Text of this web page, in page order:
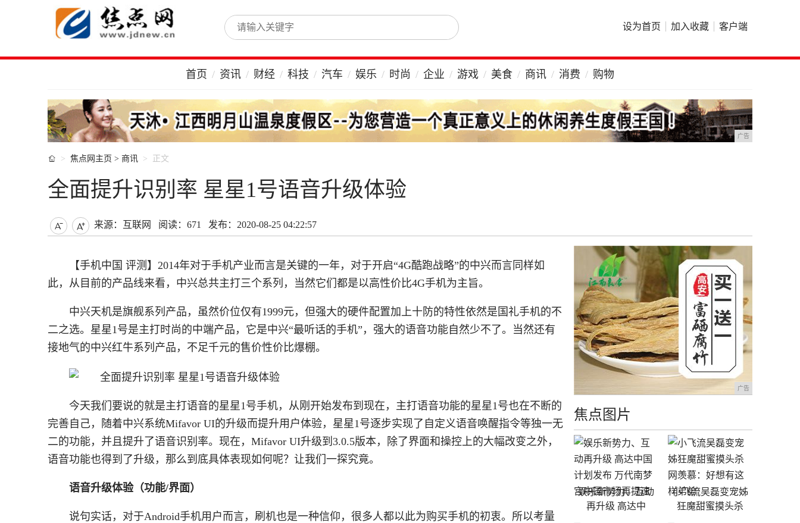
设为首页 加入收藏 客户端
首页 资讯 财经 科技 汽车 娱乐 时尚 企业 游戏 美食 商讯 消费 购物
广告
 焦点网主页 > 商讯 正文
全面提升识别率 星星1号语音升级体验
  来源：互联网 阅读：671 发布：2020-08-25 04:22:57
【手机中国 评测】2014年对于手机产业而言是关键的一年，对于开启“4G酷跑战略”的中兴而言同样如
此，从目前的产品线来看，中兴总共主打三个系列，当然它们都是以高性价比4G手机为主旨。
中兴天机是旗舰系列产品，虽然价位仅有1999元，但强大的硬件配置加上十防的特性依然是国礼手机的不
二之选。星星1号是主打时尚的中端产品，它是中兴“最听话的手机”，强大的语音功能自然少不了。当然还有
接地气的中兴红牛系列产品，不足千元的售价性价比爆棚。
今天我们要说的就是主打语音的星星1号手机，从刚开始发布到现在，主打语音功能的星星1号也在不断的
完善自己，随着中兴系统Mifavor UI的升级而提升用户体验，星星1号逐步实现了自定义语音唤醒指令等独一无
二的功能，并且提升了语音识别率。现在，Mifavor UI升级到3.0.5版本，除了界面和操控上的大幅改变之外，
语音功能也得到了升级，那么到底具体表现如何呢？让我们一探究竟。
语音升级体验（功能/界面）
说句实话，对于Android手机用户而言，刷机也是一种信仰，很多人都以此为购买手机的初衷。所以考量
广告
焦点图片
娱乐新势力、互动
再升级 高达中
小飞流吴磊变宠姊
狂魔甜蜜摸头杀